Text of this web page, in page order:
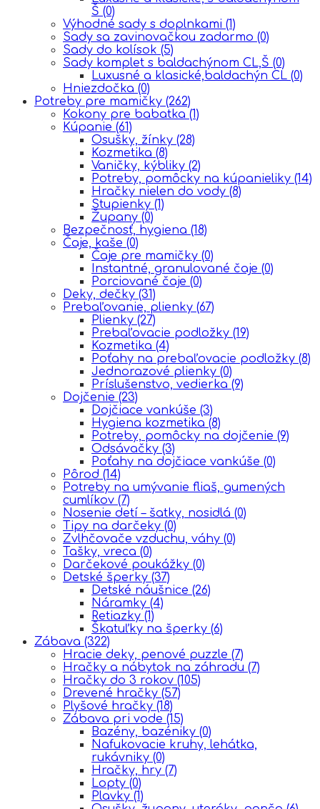
Š (0)
Výhodné sady s doplnkami (1)
Sady sa zavinovačkou zadarmo (0)
Sady do kolísok (5)
Sady komplet s baldachýnom CL,Š (0)
Luxusné a klasické,baldachýn CL (0)
Hniezdočka (0)
Potreby pre mamičky (262)
Kokony pre babatka (1)
Kúpanie (61)
Osušky, žínky (28)
Kozmetika (8)
Vaničky, kýbliky (2)
Potreby, pomôcky na kúpanieliky (14)
Hračky nielen do vody (8)
Stupienky (1)
Župany (0)
Bezpečnosť, hygiena (18)
Čaje, kaše (0)
Čaje pre mamičky (0)
Instantné, granulované čaje (0)
Porciované čaje (0)
Deky, dečky (31)
Prebaľovanie, plienky (67)
Plienky (27)
Prebaľovacie podložky (19)
Kozmetika (4)
Poťahy na prebaľovacie podložky (8)
Jednorazové plienky (0)
Príslušenstvo, vedierka (9)
Dojčenie (23)
Dojčiace vankúše (3)
Hygiena kozmetika (8)
Potreby, pomôcky na dojčenie (9)
Odsávačky (3)
Poťahy na dojčiace vankúše (0)
Pôrod (14)
Potreby na umývanie fliaš, gumených
cumlíkov (7)
Nosenie detí – šatky, nosidlá (0)
Tipy na darčeky (0)
Zvlhčovače vzduchu, váhy (0)
Tašky, vreca (0)
Darčekové poukážky (0)
Detské šperky (37)
Detské náušnice (26)
Náramky (4)
Retiazky (1)
Škatuľky na šperky (6)
Zábava (322)
Hracie deky, penové puzzle (7)
Hračky a nábytok na záhradu (7)
Hračky do 3 rokov (105)
Drevené hračky (57)
Plyšové hračky (18)
Zábava pri vode (15)
Bazény, bazéniky (0)
Nafukovacie kruhy, lehátka,
rukávniky (0)
Hračky, hry (7)
Lopty (0)
Plavky (1)